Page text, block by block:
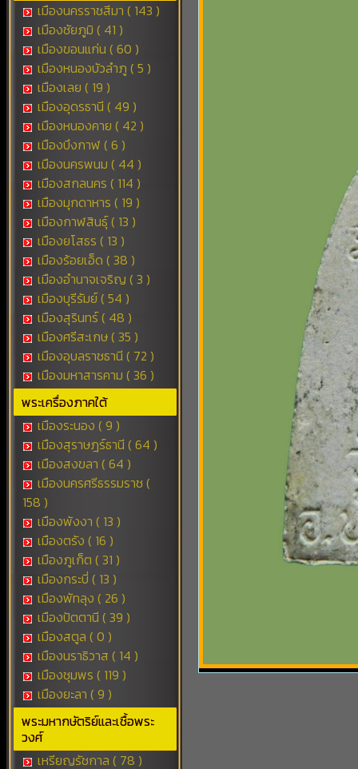
เมืองนครราชสีมา ( 143 )
เมืองชัยภูมิ ( 41 )
เมืองขอนแก่น ( 60 )
เมืองหนองบัวลำภู ( 5 )
เมืองเลย ( 19 )
เมืองอุดรธานี ( 49 )
เมืองหนองคาย ( 42 )
เมืองบึงกาฬ ( 6 )
เมืองนครพนม ( 44 )
เมืองสกลนคร ( 114 )
เมืองมุกดาหาร ( 19 )
เมืองกาฬสินธุ์ ( 13 )
เมืองยโสธร ( 13 )
เมืองร้อยเอ็ด ( 38 )
เมืองอำนาจเจริญ ( 3 )
เมืองบุรีรัมย์ ( 54 )
เมืองสุรินทร์ ( 48 )
เมืองศรีสะเกษ ( 35 )
เมืองอุบลราชธานี ( 72 )
เมืองมหาสารคาม ( 36 )
พระเครื่องภาคใต้
เมืองระนอง ( 9 )
เมืองสุราษฎร์ธานี ( 64 )
เมืองสงขลา ( 64 )
เมืองนครศรีธรรมราช (
158 )
เมืองพังงา ( 13 )
เมืองตรัง ( 16 )
เมืองภูเก็ต ( 31 )
เมืองกระบี่ ( 13 )
เมืองพัทลุง ( 26 )
เมืองปัตตานี ( 39 )
เมืองสตูล ( 0 )
เมืองนราธิวาส ( 14 )
เมืองชุมพร ( 119 )
เมืองยะลา ( 9 )
พระมหากษัตริย์และเชื้อพระ
วงศ์
เหรียญรัชกาล ( 78 )